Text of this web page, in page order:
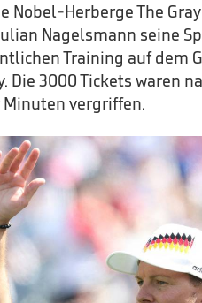
Nobel-Herberge The
Nagelsmann seine
Training auf dem
Die 3000 Tickets waren
vergriffen.